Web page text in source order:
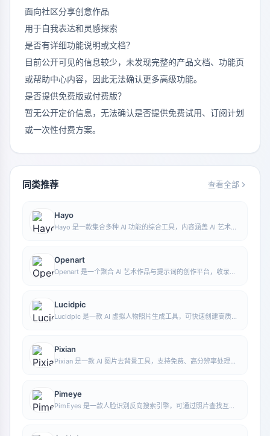
面向社区分享创意作品
用于自我表达和灵感探索
是否有详细功能说明或文档？
目前公开可见的信息较少，未发现完整的产品文档、功能页
或帮助中心内容，因此无法确认更多高级功能。
是否提供免费版或付费版？
暂无公开定价信息，无法确认是否提供免费试用、订阅计划
或一次性付费方案。
同类推荐 查看全部
Hayo
Hayo 是一款集合多种 AI 功能的综合工具，内容涵盖 AI 艺术、
Openart
Openart 是一个聚合 AI 艺术作品与提示词的创作平台，收录大
Lucidpic
Lucidpic 是一款 AI 虚拟人物照片生成工具，可快速创建高质量
Pixian
Pixian 是一款 AI 图片去背景工具，支持免费、高分辨率处理，
Pimeye
PimEyes 是一款人脸识别反向搜索引擎，可通过照片查找互联